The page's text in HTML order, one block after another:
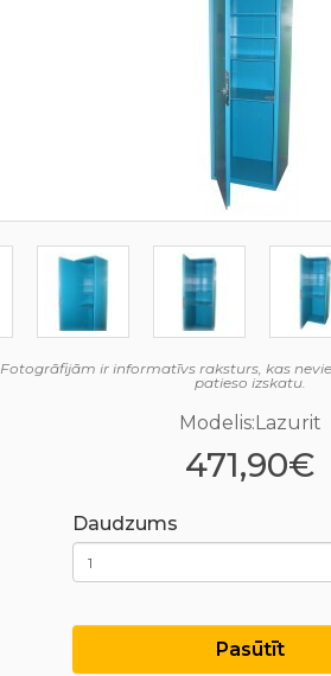
Fotogrāfijām ir informatīvs raksturs, kas
patieso izskatu.
Modelis:Lazurit
471,90€
Daudzums
Pasūtīt